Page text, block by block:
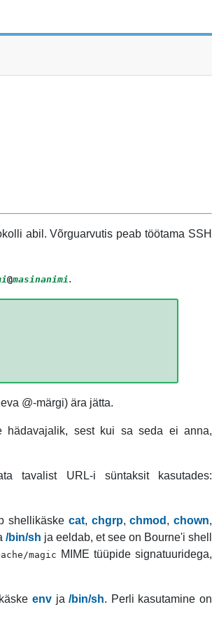
abil. Võrguarvutis peab töötama SSH
@masinanimi.
@-märgi) ära jätta.
sest kui sa seda ei anna,
tavalist URL-i süntaksit kasutades:
shellikäske cat, chgrp,chmod ,chown,
/bin/sh ja eeldab, et see on Bourne'i shell
magic MIME tüüpide signatuuridega,
envja/bin/sh. Perl i kasutamine on